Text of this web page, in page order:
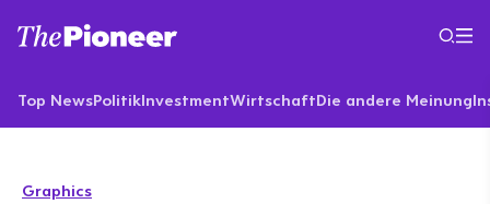
Top NewsPolitikInvestmentWirtschaftDie andere Meinung
Graphics